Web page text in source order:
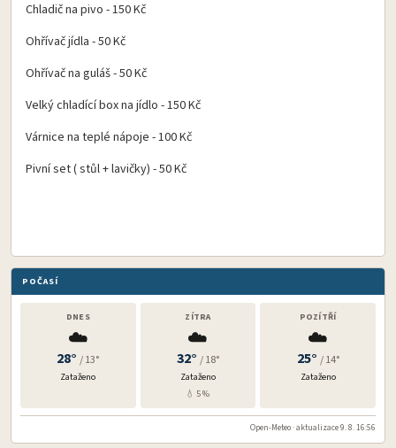
Chladič na pivo - 150 Kč
Ohřívač jídla - 50 Kč
Ohřívač na guláš - 50 Kč
Velký chladící box na jídlo - 150 Kč
Várnice na teplé nápoje - 100 Kč
Pivní set ( stůl + lavičky) - 50 Kč
POČASÍ
DNES
☁️
28°/ 13°
Zataženo
ZÍTRA
☁️
32° / 18°
Zataženo
💧 5 %
POZÍTŘÍ
☁️
25° / 14°
Zataženo
Open-Meteo · aktualizace 9. 8. 16:56